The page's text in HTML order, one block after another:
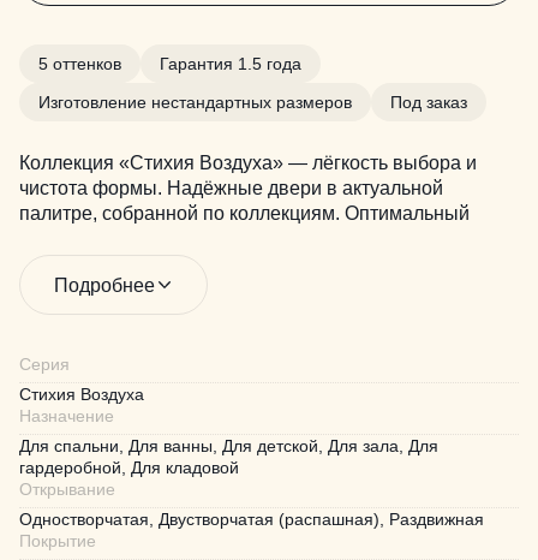
5 оттенков
Гарантия 1.5 года
Изготовление нестандартных размеров
Под заказ
Коллекция «Стихия Воздуха» — лёгкость выбора и
чистота формы. Надёжные двери в актуальной
палитре, собранной по коллекциям. Оптимальный
должно быть простым, а результат — безупречным.
Подробнее
Серия
Стихия Воздуха
Назначение
Для спальни, Для ванны, Для детской, Для зала, Для
гардеробной, Для кладовой
Открывание
Одностворчатая, Двустворчатая (распашная), Раздвижная
Покрытие